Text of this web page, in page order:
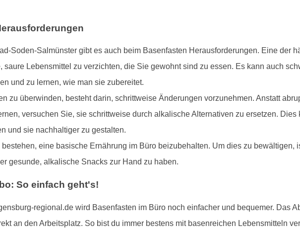
Soden-Salmünster gibt es auch beim Basenfasten Herausforderungen. Eine der
saure Lebensmittel zu verzichten, die Sie gewohnt sind zu essen. Es kann auch
und zu lernen, wie man sie zubereitet.
zu überwinden, besteht darin, schrittweise Änderungen vorzunehmen. Anstatt
versuchen Sie, sie schrittweise durch alkalische Alternativen zu ersetzen. Dies
und sie nachhaltiger zu gestalten.
eine basische Ernährung im Büro beizubehalten. Um dies zu bewältigen,
gesunde, alkalische Snacks zur Hand zu haben.
So einfach geht's!
regional.de wird Basenfasten im Büro noch einfacher und bequemer. Das
an den Arbeitsplatz. So bist du immer bestens mit basenreichen Lebensmitteln